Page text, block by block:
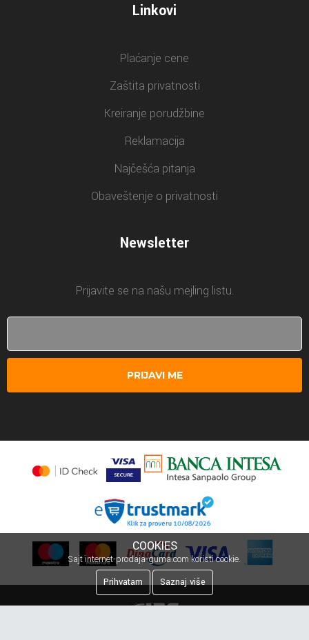
Linkovi
Plaćanje cene
Zaštita privatnosti
Kreiranje porudžbine
Reklamacija
Najčešća pitanja
Obaveštenje o privatnosti
Newsletter
Prijavite se na našu mejling listu.
PRIJAVI ME
COOKIES
Sajt internet-prodaja-guma.com koristi cookie.
Prihvatam
Saznaj više